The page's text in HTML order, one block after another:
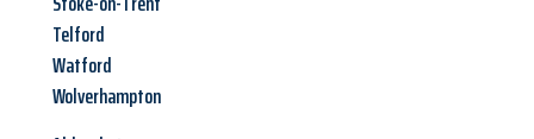
Telford
Watford
Wolverhampton